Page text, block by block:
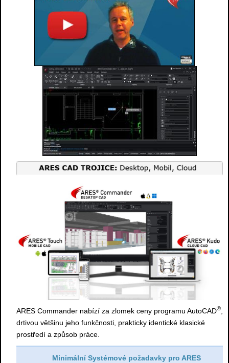
ARES Commander nabízí za zlomek ceny programu AutoCAD®
drtivou většinu jeho funkčnosti, prakticky identické klasické
prostředí a způsob práce.
Minimální Systémové požadavky pro ARES